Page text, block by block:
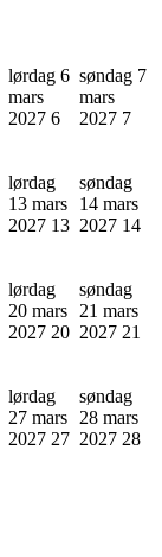
lørdag 6
mars
2027 6
søndag 7
mars
2027 7
lørdag
13 mars
2027 13
søndag
14 mars
2027 14
lørdag
20 mars
2027 20
søndag
21 mars
2027 21
lørdag
27 mars
2027 27
søndag
28 mars
2027 28